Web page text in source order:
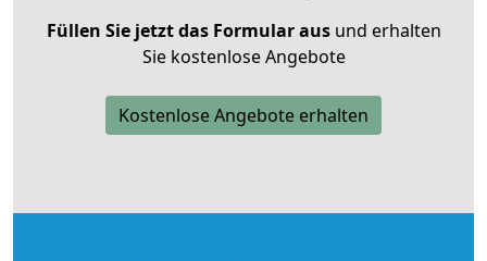
Füllen Sie jetzt das Formular ausund erhalten
Sie kostenlose Angebote
Kostenlose Angebote erhalten